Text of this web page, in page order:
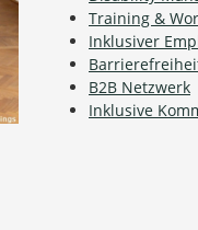
Training &
Inklusiver
B2B Netzwerk
Inklusive